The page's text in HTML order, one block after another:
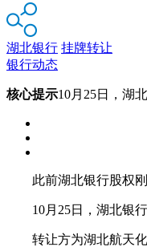
湖北银行 挂牌转让
银行动态
核心提示10月25日，湖
此前湖北银行股权刚
10月25日，湖北银行
转让方为湖北航天化